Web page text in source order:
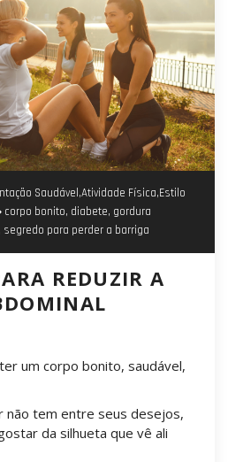
Saudável ,Atividade Física,Estilo
corpo bonito, diabete, gordura
segredo para perder a barriga
REDUZIR A
um corpo bonito, saudável,
não tem entre seus desejos,
da silhueta que vê ali